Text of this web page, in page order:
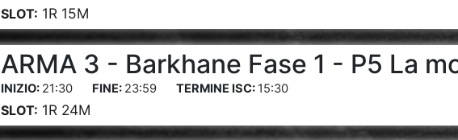
SLOT: 1R 15M
ARMA 3 - Barkhane Fase 1 - P5 La
21:30 23:59 15:30
SLOT: 1R 24M